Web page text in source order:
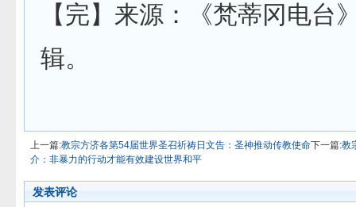
【完】来源：《梵蒂冈电台
辑。
上一篇:教宗方济各第54届世界圣召祈祷日文告：圣神推动传教使命下一篇:教
介：非暴力的行动才能有效建设世界和平
发表评论